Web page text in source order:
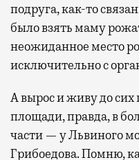
подруга, как-то
было взять маму
неожиданное место
исключительно с
А вырос и живу до
площади, правда, в
части — у Львиного
Грибоедова. Помню,